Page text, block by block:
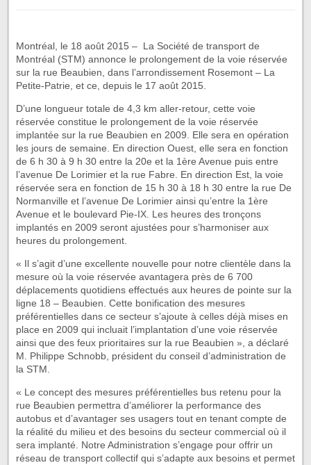
Montréal, le 18 août 2015 – La Société de transport de
Montréal (STM) annonce le prolongement de la voie réservée
sur la rue Beaubien, dans l’arrondissement Rosemont – La
Petite-Patrie, et ce, depuis le 17 août 2015.
D’une longueur totale de 4,3 km aller-retour, cette voie
réservée constitue le prolongement de la voie réservée
implantée sur la rue Beaubien en 2009. Elle sera en opération
les jours de semaine. En direction Ouest, elle sera en fonction
de 6 h 30 à 9 h 30 entre la 20e et la 1ère Avenue puis entre
l’avenue De Lorimier et la rue Fabre. En direction Est, la voie
réservée sera en fonction de 15 h 30 à 18 h 30 entre la rue De
Normanville et l’avenue De Lorimier ainsi qu’entre la 1ère
Avenue et le boulevard Pie-IX. Les heures des tronçons
implantés en 2009 seront ajustées pour s’harmoniser aux
heures du prolongement.
« Il s’agit d’une excellente nouvelle pour notre clientèle dans la
mesure où la voie réservée avantagera près de 6 700
déplacements quotidiens effectués aux heures de pointe sur la
ligne 18 – Beaubien. Cette bonification des mesures
préférentielles dans ce secteur s’ajoute à celles déjà mises en
place en 2009 qui incluait l’implantation d’une voie réservée
ainsi que des feux prioritaires sur la rue Beaubien », a déclaré
M. Philippe Schnobb, président du conseil d’administration de
la STM.
« Le concept des mesures préférentielles bus retenu pour la
rue Beaubien permettra d’améliorer la performance des
autobus et d’avantager ses usagers tout en tenant compte de
la réalité du milieu et des besoins du secteur commercial où il
sera implanté. Notre Administration s’engage pour offrir un
réseau de transport collectif qui s’adapte aux besoins et permet